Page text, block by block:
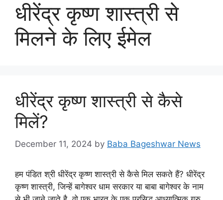
धीरेंद्र कृष्ण शास्त्री से
मिलने के लिए ईमेल
धीरेंद्र कृष्ण शास्त्री से कैसे
मिलें?
December 11, 2024 by Baba Bageshwar News
हम पंडित श्री धीरेंद्र कृष्ण शास्त्री से कैसे मिल सकते हैं? धीरेंद्र
कृष्ण शास्त्री, जिन्हें बागेश्वर धाम सरकार या बाबा बागेश्वर के नाम